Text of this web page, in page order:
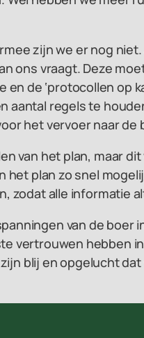
zijn we er nog
ons vraagt. Deze
en de ‘protocollen
aantal regels te
het vervoer naar
van het plan, maar
het plan zo snel
zodat alle informatie
van de
vertrouwen hebben
blij en opgelucht